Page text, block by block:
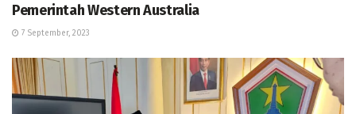
Pemerintah Western Australia
7 September, 2023